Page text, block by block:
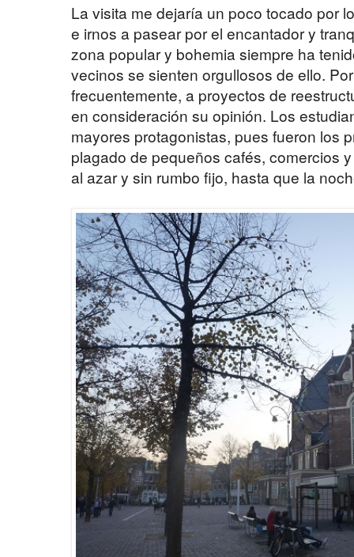
La visita me dejaría un poco tocado por
e irnos a pasear por el encantador y
zona popular y bohemia siempre ha
vecinos se sienten orgullosos de ello.
frecuentemente, a proyectos de
en consideración su opinión. Los
mayores protagonistas, pues fueron los
plagado de pequeños cafés, comercios
al azar y sin rumbo fijo, hasta que la